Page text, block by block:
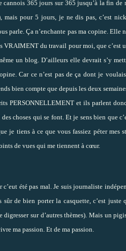
cannois 365 jours sur 365 jusqu’à la fin
mais pour 5 jours, je ne dis pas, c’est
parle. Ça n’enchante pas ma copine. Elle
VRAIMENT du travail pour moi, que c’est
un blog. D’ailleurs elle devrait s’y
Car ce n’est pas de ça dont je
bien compte que depuis les deux
PERSONNELLEMENT et ils parlent
choses qui se font. Et je sens bien que
je tiens à ce que vous fassiez péter mes
de vues qui me tiennent à cœur.
été pas mal. Je suis journaliste
de bien porter la casquette, c’est
sur d’autres thèmes). Mais un
ma passion. Et de ma passion.